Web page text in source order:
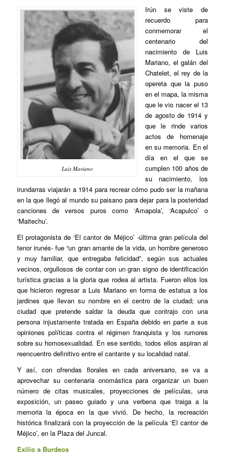
Luis Mariano
Irún se viste de
recuerdo para
conmemorar el
centenario del
nacimiento de Luis
Mariano, el galán del
Chatelet, el rey de la
opereta que la puso
en el mapa, la misma
que le vio nacer el 13
de agosto de 1914 y
que le rinde varios
actos de homenaje
en su memoria. En el
día en el que se
cumplen 100 años de
su nacimiento, los
irundarras viajarán a 1914 para recrear cómo pudo ser la mañana
en la que llegó al mundo su paisano para dejar para la posteridad
canciones de versos puros como ‘Amapola’, ‘Acapulco’ o
‘Maitechu’.
El protagonista de ‘El cantor de Méjico’ -última gran película del
tenor irunés- fue “un gran amante de la vida, un hombre generoso
y muy familiar, que entregaba felicidad”, según sus actuales
vecinos, orgullosos de contar con un gran signo de identificación
turística gracias a la gloria que rodea al artista. Fueron ellos los
que hicieron regresar a Luis Mariano en forma de estatua a los
jardines que llevan su nombre en el centro de la ciudad; una
ciudad que pretende saldar la deuda que contrajo con una
persona injustamente tratada en España debido en parte a sus
opiniones políticas contra el régimen franquista y los rumores
sobre su homosexualidad. En ese sentido, todos ellos aspiran al
reencuentro definitivo entre el cantante y su localidad natal.
Y así, con ofrendas florales en cada aniversario, se va a
aprovechar su centenaria onomástica para organizar un buen
número de citas musicales, proyecciones de películas, una
exposición, un paseo guiado y una verbena que traiga a la
memoria la época en la que vivió. De hecho, la recreación
histórica finalizará con la proyección de la película ‘El cantor de
Méjico’, en la Plaza del Juncal.
Exilio a Burdeos